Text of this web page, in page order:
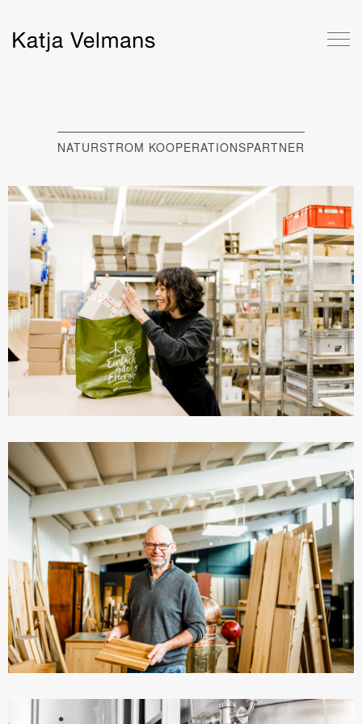
NATURSTROM KOOPERATIONSPARTNER